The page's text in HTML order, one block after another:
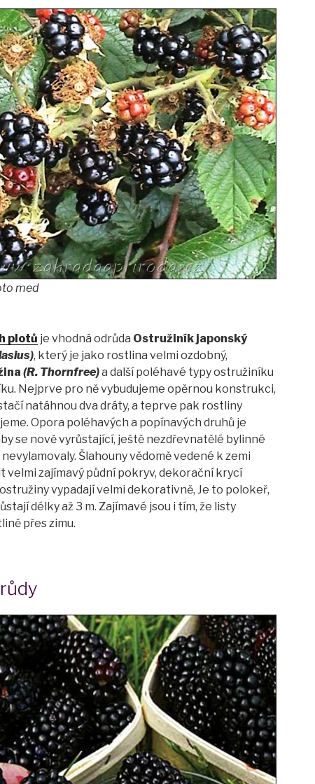
med
plotů je vhodná odrůda Ostružiník japonský
, který je jako rostlina velmi ozdobný,
(R. Thornfree)a další poléhavé typy ostružiníku
Nejprve pro ně vybudujeme opěrnou konstrukci,
natáhnou dva dráty, a teprve pak rostliny
Opora poléhavých a popínavých druhů je
se nově vyrůstající, ještě nezdřevnatělé bylinné
Šlahouny vědomě vedené k zemi
velmi zajímavý půdní pokryv, dekorační krycí
vypadají velmi dekorativně, Je to polokeř,
délky až 3 m. Zajímavé jsou i tím, že listy
přes zimu.